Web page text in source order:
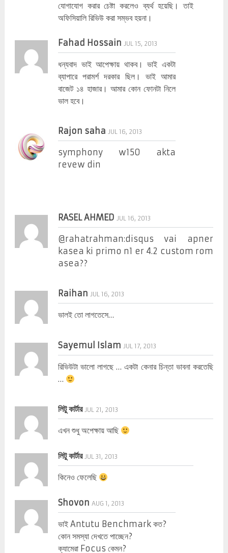
যোগাযোগ করার চেষ্টা করলেও ব্যর্থ হয়েছি। তাই
অফিসিয়ালি রিভিউ করা সম্ভব হয়না।
Fahad Hossain JUL 15, 2013
ধন্যবাদ ভাই আপেক্ষায় থাকব। ভাই একটা
ব্যাপারে পরামর্শ দরকার ছিল। ভাই আমার
বাজেট ১৪ হাজার। আমার কোন ফোনটা নিলে
ভাল হবে।
Rajon saha JUL 16, 2013
symphony w150 akta
revew din
RASEL AHMED JUL 16, 2013
@rahatrahman:disqus vai apner
kasea ki primo n1 er 4.2 custom rom
asea??
Raihan JUL 16, 2013
ভালই তো লাগতেসে…
Sayemul Islam JUL 17, 2013
রিভিউটা ভালো লাগছে … একটা কেনার চিন্তা ভাবনা করতেছি
…
লিটু কার্টার JUL 21, 2013
এখন শুধু অপেক্ষায় আছি
লিটু কার্টার JUL 31, 2013
কিনেও ফেলেছি
Shovon AUG 1, 2013
ভাই Antutu Benchmark কত?
কোন সমস্যা দেখতে পাচ্ছেন?
ক্যামেরা Focus কেমন?